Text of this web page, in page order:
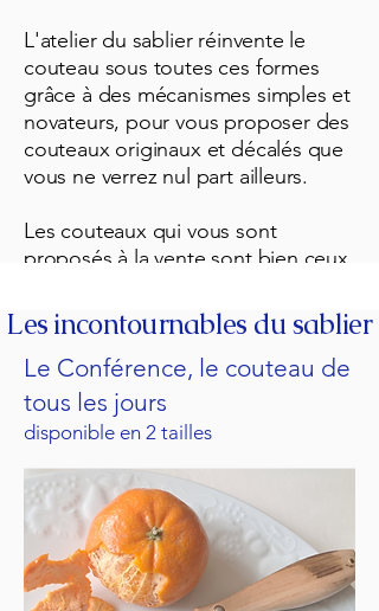
L'atelier du sablier réinvente le
couteau sous toutes ces formes
grâce à des mécanismes simples et
novateurs, pour vous proposer des
couteaux originaux et décalés que
vous ne verrez nul part ailleurs.
Les couteaux qui vous sont
proposés à la vente sont bien ceux
Bonne visite!
Les incontournables du sablier
Le Conférence, le couteau de
tous les jours
disponible en 2 tailles